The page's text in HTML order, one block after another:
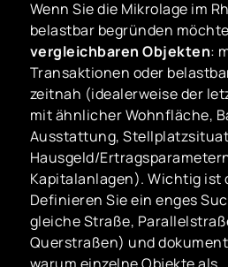
Wenn Sie die Mikrolage im
belastbar begründen
vergleichbaren Objekten:
Transaktionen oder
zeitnah (idealerweise der
mit ähnlicher Wohnfläche,
Ausstattung,
Hausgeld/
Kapitalanlagen). Wichtig ist
Definieren Sie ein enges
gleiche Straße,
Querstraßen) und